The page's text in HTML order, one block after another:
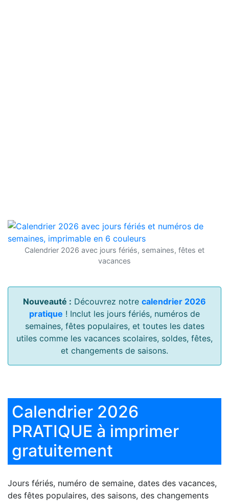
Calendrier 2026 avec jours fériés, semaines, fêtes et
vacances
Nouveauté : Découvrez notre calendrier 2026
pratique ! Inclut les jours fériés, numéros de
semaines, fêtes populaires, et toutes les dates
utiles comme les vacances scolaires, soldes, fêtes,
et changements de saisons.
Calendrier 2026
PRATIQUE à imprimer
gratuitement
Jours fériés, numéro de semaine, dates des vacances,
des fêtes populaires, des saisons, des changements